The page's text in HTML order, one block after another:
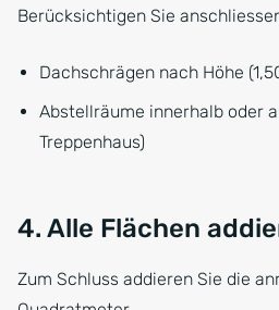
Berücksichtigen Sie
Dachschrägen nach Höhe
Abstellräume innerhalb oder
Treppenhaus)
4. Alle Flächen
Zum Schluss addieren Sie die